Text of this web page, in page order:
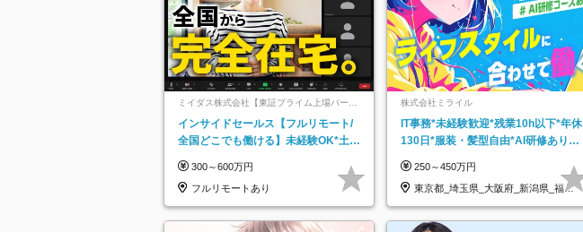
ミイダス株式会社【東証プライム上場パーソ
インサイドセールス【フルリモート/
全国どこでも働ける】未経験OK*土日
300～600万円
フルリモートあり
株式会社ミライル
IT事務*未経験歓迎*残業10h以下*年休
130日*服装・髪型自由*AI研修あり*
250～450万円
東京都_埼玉県_大阪府_新潟県_福岡
県